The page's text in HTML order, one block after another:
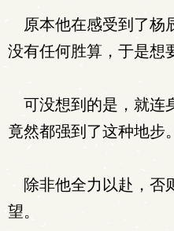
原本他在感受到了杨
没有任何胜算，于是想
可没想到的是，就连
竟然都强到了这种地步。
除非他全力以赴，否
望。